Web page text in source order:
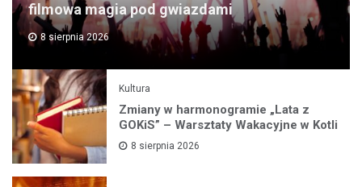
filmowa magia pod gwiazdami
8 sierpnia 2026
Kultura
Zmiany w harmonogramie „Lata z
GOKiS” – Warsztaty Wakacyjne w Kotli
8 sierpnia 2026